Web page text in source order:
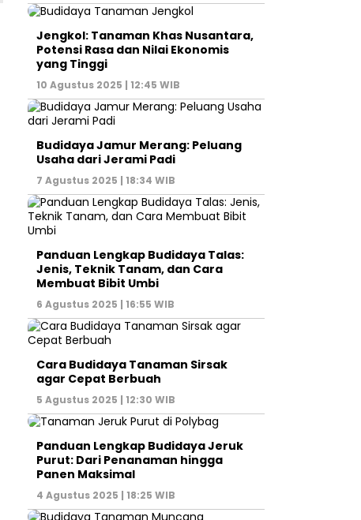
Jengkol: Tanaman Khas Nusantara,
Potensi Rasa dan Nilai Ekonomis
yang Tinggi
10 Agustus 2025 | 12:45 WIB
Budidaya Jamur Merang: Peluang
Usaha dari Jerami Padi
7 Agustus 2025 | 18:34 WIB
Panduan Lengkap Budidaya Talas:
Jenis, Teknik Tanam, dan Cara
Membuat Bibit Umbi
6 Agustus 2025 | 16:55 WIB
Cara Budidaya Tanaman Sirsak
agar Cepat Berbuah
5 Agustus 2025 | 12:30 WIB
Panduan Lengkap Budidaya Jeruk
Purut: Dari Penanaman hingga
Panen Maksimal
4 Agustus 2025 | 18:25 WIB